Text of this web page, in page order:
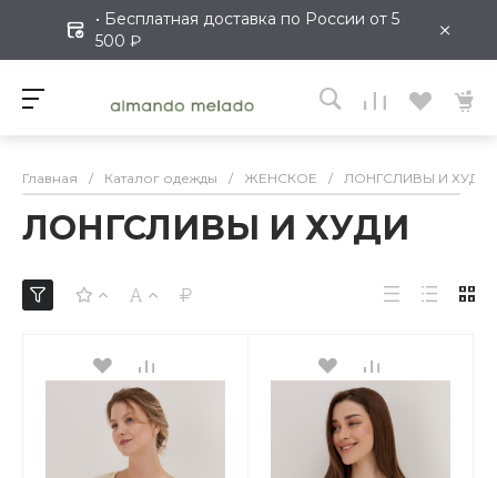
• Бесплатная доставка по России от 5
500 ₽
×
Главная / Каталог одежды / ЖЕНСКОЕ / ЛОНГСЛИВЫ И ХУДИ
ЛОНГСЛИВЫ И ХУДИ